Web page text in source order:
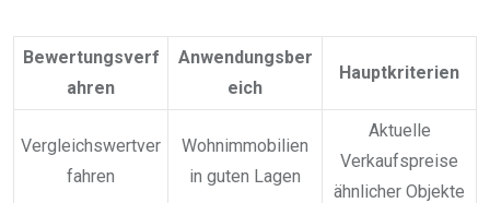
Bewertungsverf
ahren
Anwendungsber
eich
Hauptkriterien
Vergleichswertver
fahren
Wohnimmobilien
in guten Lagen
Aktuelle
Verkaufspreise
ähnlicher Objekte